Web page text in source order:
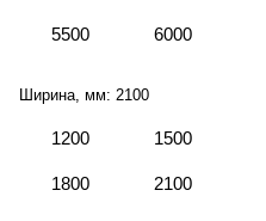
5500 6000
Ширина, мм: 2100
1200 1500
1800 2100